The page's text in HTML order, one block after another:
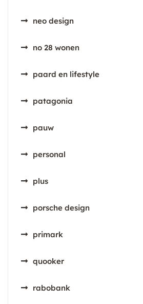
neo design
no 28 wonen
paard en lifestyle
patagonia
pauw
personal
plus
porsche design
primark
quooker
rabobank